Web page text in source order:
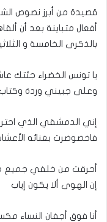
قصيدة من أبرز نصوص
أفعال متباينة بعد أن
بالذكرى الخامسة و
يا تونس الخضراء جئتك
وعلى جبيني وردة وكتاب
إني الدمشقي الذي
فاخضوضرت بغنائه
أحرقت من خلفي جميع
إن الهوى ألا يكون إياب
أنا فوق أجفان النساء